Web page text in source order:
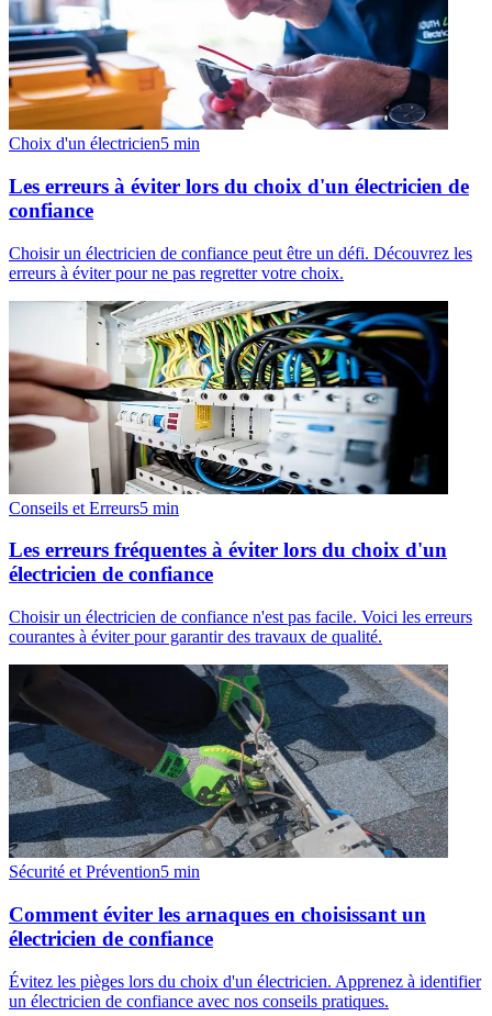
Choix d'un électricien5 min
Les erreurs à éviter lors du choix d'un électricien de
confiance
Choisir un électricien de confiance peut être un défi. Découvrez les
erreurs à éviter pour ne pas regretter votre choix.
Conseils et Erreurs5 min
Les erreurs fréquentes à éviter lors du choix d'un
électricien de confiance
Choisir un électricien de confiance n'est pas facile. Voici les erreurs
courantes à éviter pour garantir des travaux de qualité.
Sécurité et Prévention5 min
Comment éviter les arnaques en choisissant un
électricien de confiance
Évitez les pièges lors du choix d'un électricien. Apprenez à identifier
un électricien de confiance avec nos conseils pratiques.